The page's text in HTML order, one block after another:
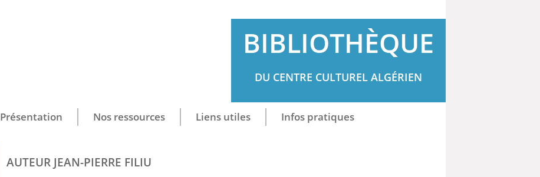
BIBLIOTHÈQUE
DU CENTRE CULTUREL ALGÉRIEN
Présentation Nos ressources Liens utiles Infos pratiques
AUTEUR JEAN-PIERRE FILIU